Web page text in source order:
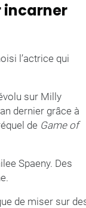
incarner
l’actrice qui
sur Milly
dernier grâce à
de Game of
Spaeny. Des
de miser sur